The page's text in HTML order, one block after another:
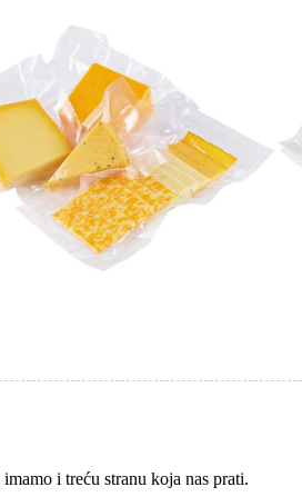
i treću stranu koja nas prati.